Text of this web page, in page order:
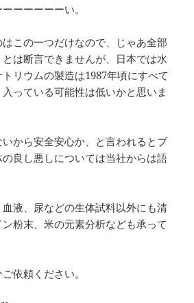
ーーーーーい。
この一つだけなので、じゃあ全部
は断言できませんが、日本では水
リウムの製造は1987年頃にすべて
っている可能性は低いかと思いま
から安全安心か、と言われるとブ
の良し悪しについては当社からは語
液、尿などの生体試料以外にも清
粉末、米の元素分析なども承って
依頼ください。